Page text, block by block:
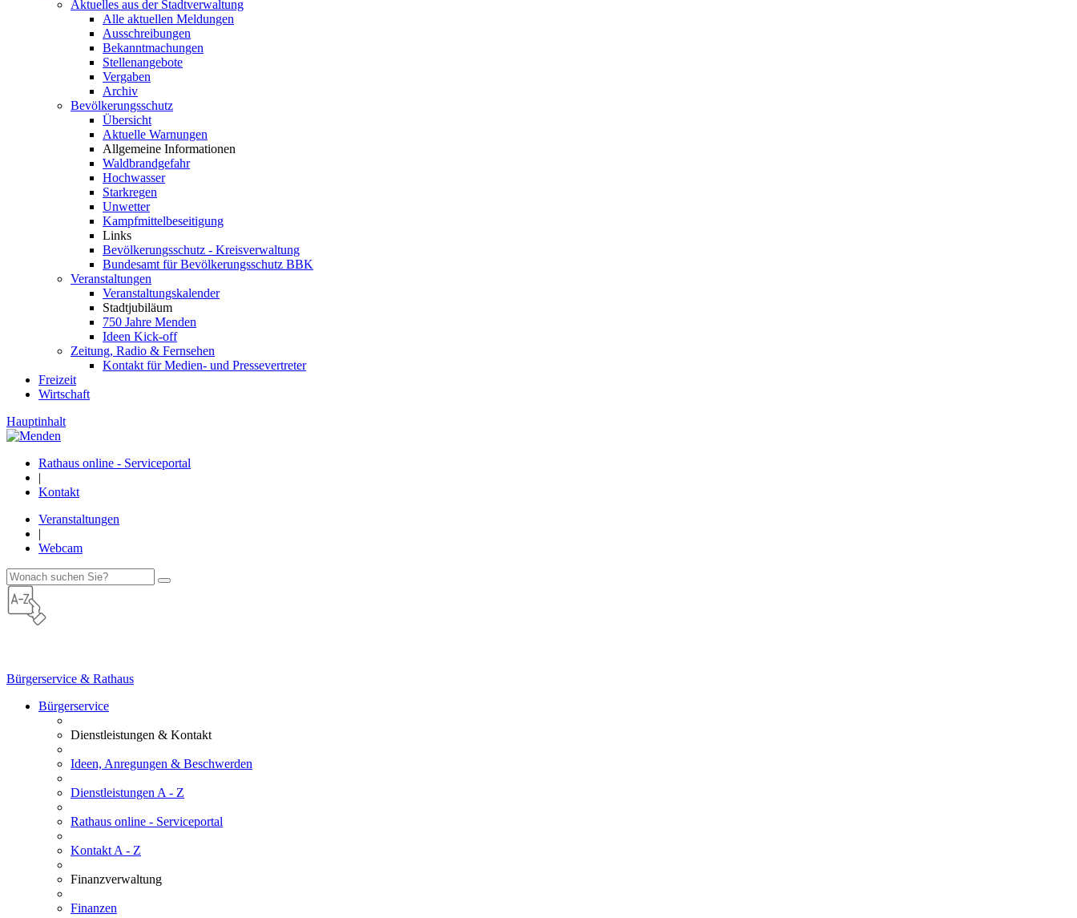
Aktuelles aus der Stadtverwaltung
Alle aktuellen Meldungen
Ausschreibungen
Bekanntmachungen
Stellenangebote
Vergaben
Archiv
Bevölkerungsschutz
Übersicht
Aktuelle Warnungen
Allgemeine Informationen
Waldbrandgefahr
Hochwasser
Starkregen
Unwetter
Kampfmittelbeseitigung
Links
Bevölkerungsschutz - Kreisverwaltung
Bundesamt für Bevölkerungsschutz BBK
Veranstaltungen
Veranstaltungskalender
Stadtjubiläum
750 Jahre Menden
Ideen Kick-off
Zeitung, Radio & Fernsehen
Kontakt für Medien- und Pressevertreter
Freizeit
Wirtschaft
Hauptinhalt
Rathaus online - Serviceportal
|
Kontakt
Veranstaltungen
|
Webcam
Bürgerservice & Rathaus
Bürgerservice
Dienstleistungen & Kontakt
Ideen, Anregungen & Beschwerden
Dienstleistungen A - Z
Rathaus online - Serviceportal
Kontakt A - Z
Finanzverwaltung
Finanzen